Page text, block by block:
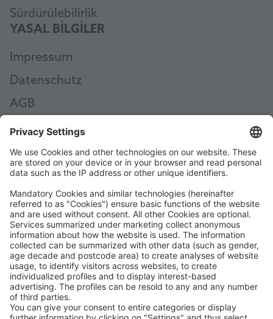
Sürdürülebilirlik
YASAL BILGILER
Impressum
Datenschutz
AGB
AEB
Code of Conduct
Accessibility Statement
ROWE SOCIAL
ONAYLAYAN:
DESTEKLIYORUZ